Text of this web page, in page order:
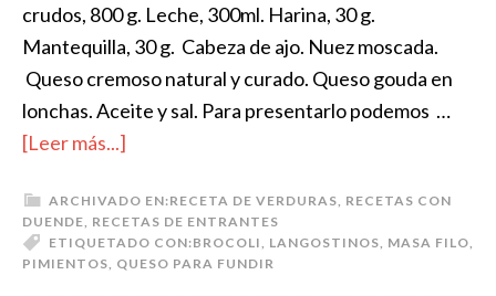
crudos, 800 g. Leche, 300ml. Harina, 30 g.
Mantequilla, 30 g. Cabeza de ajo. Nuez moscada.
Queso cremoso natural y curado. Queso gouda en
lonchas. Aceite y sal. Para presentarlo podemos …
[Leer más...]
ARCHIVADO EN:RECETA DE VERDURAS RECETAS CON
DUENDE RECETAS DE ENTRANTES
ETIQUETADO CON:BROCOLI LANGOSTINOS MASA FILO
PIMIENTOS QUESO PARA FUNDIR